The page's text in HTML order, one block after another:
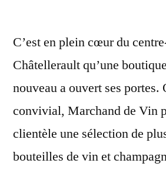
C’est en plein cœur du
Châtellerault qu’une
nouveau a ouvert ses
convivial, Marchand de Vin
clientèle une sélection de
bouteilles de vin et